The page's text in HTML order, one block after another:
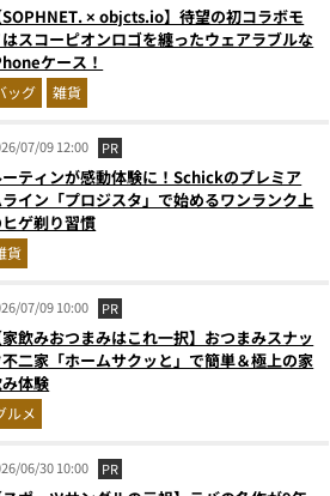
SOPHNET. × objcts.io】待望の初コラボモ
スコーピオンロゴを纏ったウェアラブルな
ケース！
ッグ 雑貨
07/09 12:00 PR
ティンが感動体験に！Schickのプレミア
イン「プロジスタ」で始めるワンランク上
ゲ剃り習慣
貨
07/09 10:00 PR
家飲みおつまみはこれ一択】おつまみスナッ
二家「ホームサクッと」で簡単＆極上の家
体験
ルメ
06/30 10:00 PR